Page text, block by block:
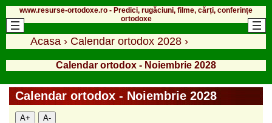
www.resurse-ortodoxe.ro - Predici, rugăciuni, filme, cărți, conferințe
ortodoxe
Acasa › Calendar ortodox 2028 ›
Calendar ortodox - Noiembrie 2028
Calendar ortodox - Noiembrie 2028
A+ A-